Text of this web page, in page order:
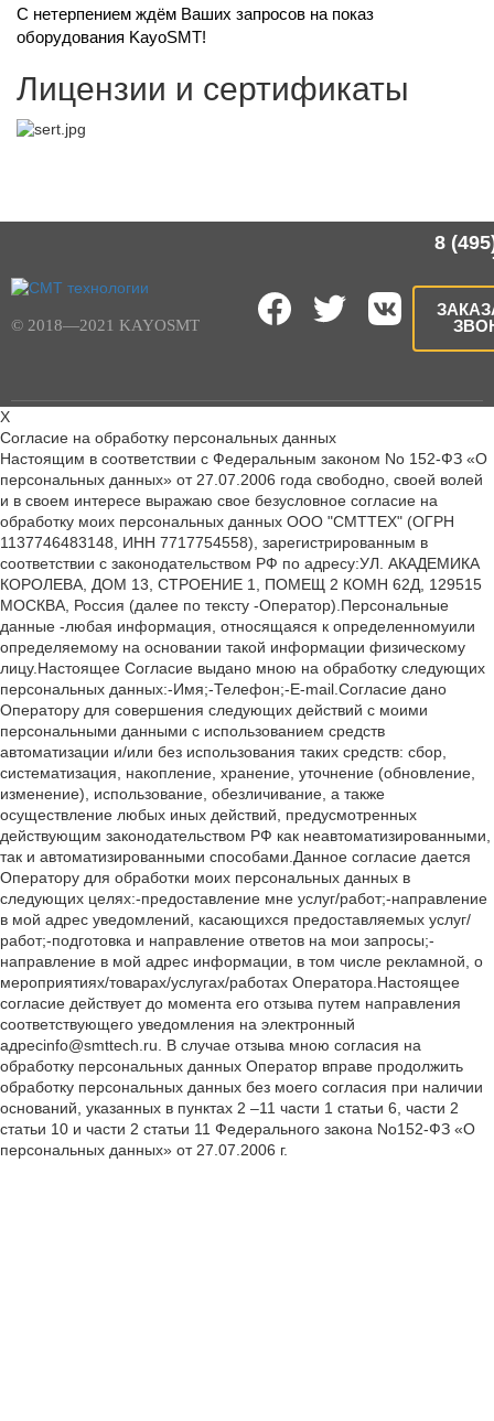
С нетерпением ждём Ваших запросов на показ
оборудования KayoSMT!
Лицензии и сертификаты
© 2018—2021 KAYOSMT
8
X
Согласие на обработку персональных данных
Настоящим в соответствии с Федеральным законом No 152-ФЗ «О
персональных данных» от 27.07.2006 года свободно, своей волей
и в своем интересе выражаю свое безусловное согласие на
обработку моих персональных данных ООО "СМТТЕХ" (ОГРН
1137746483148, ИНН 7717754558), зарегистрированным в
соответствии с законодательством РФ по адресу:УЛ. АКАДЕМИКА
КОРОЛЕВА, ДОМ 13, СТРОЕНИЕ 1, ПОМЕЩ 2 КОМН 62Д, 129515
МОСКВА, Россия (далее по тексту -Оператор).Персональные
данные -любая информация, относящаяся к определенномуили
определяемому на основании такой информации физическому
лицу.Настоящее Согласие выдано мною на обработку следующих
персональных данных:-Имя;-Телефон;-E-mail.Согласие дано
Оператору для совершения следующих действий с моими
персональными данными с использованием средств
автоматизации и/или без использования таких средств: сбор,
систематизация, накопление, хранение, уточнение (обновление,
изменение), использование, обезличивание, а также
осуществление любых иных действий, предусмотренных
действующим законодательством РФ как неавтоматизированными,
так и автоматизированными способами.Данное согласие дается
Оператору для обработки моих персональных данных в
следующих целях:-предоставление мне услуг/работ;-направление
в мой адрес уведомлений, касающихся предоставляемых услуг/
работ;-подготовка и направление ответов на мои запросы;-
направление в мой адрес информации, в том числе рекламной, о
мероприятиях/товарах/услугах/работах Оператора.Настоящее
согласие действует до момента его отзыва путем направления
соответствующего уведомления на электронный
адресinfo@smttech.ru. В случае отзыва мною согласия на
обработку персональных данных Оператор вправе продолжить
обработку персональных данных без моего согласия при наличии
оснований, указанных в пунктах 2 –11 части 1 статьи 6, части 2
статьи 10 и части 2 статьи 11 Федерального закона No152-ФЗ «О
персональных данных» от 27.07.2006 г.